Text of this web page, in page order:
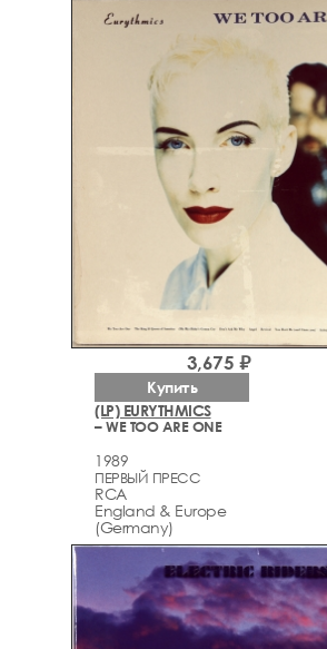
(LP) EURYTHMICS
– WE TOO ARE ONE
1989
ПЕРВЫЙ ПРЕСС
RCA
England & Europe
(Germany)
3,675 ₽
Купить